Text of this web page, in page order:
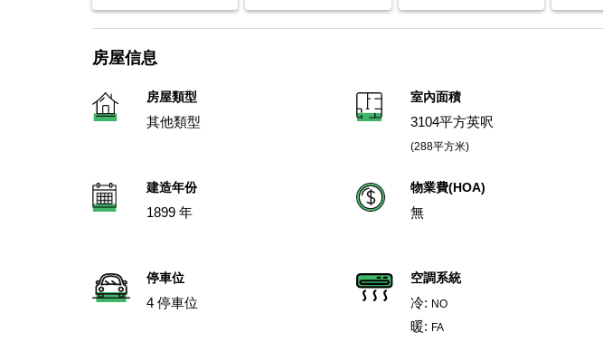
房屋信息
房屋類型
其他類型
室內面積
3104平方英呎
(288平方米)
建造年份
1899 年
物業費(HOA)
無
停車位
4 停車位
空調系統
冷: NO
暖: FA